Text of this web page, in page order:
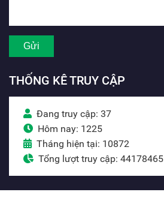
THỐNG KÊ TRUY CẬP
Đang truy cập: 37
Hôm nay: 1225
Tháng hiện tại: 10872
Tổng lượt truy cập: 44178465